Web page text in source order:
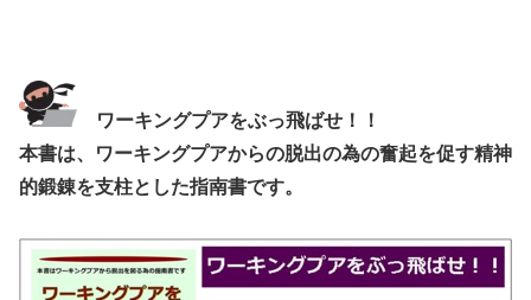
ワーキングプアをぶっ飛ばせ！！
本書は、ワーキングプアからの脱出の為の奮起を促す精神
的鍛錬を支柱とした指南書です。